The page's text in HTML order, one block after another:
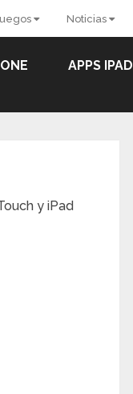
Noticias
APPS IPAD
y iPad